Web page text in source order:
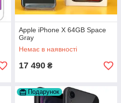
Apple iPhone X 64GB Space
Gray
Немає в наявності
17 490 ₴
Подарунок